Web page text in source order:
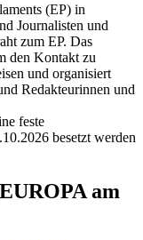
(EP) in
Journalisten und
zum EP. Das
den Kontakt zu
und organisiert
Redakteurinnen und
feste
besetzt werden
am